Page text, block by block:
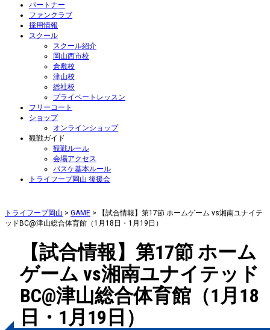
パートナー
ファンクラブ
採用情報
スクール
スクール紹介
岡山西市校
倉敷校
津山校
総社校
プライベートレッスン
フリーコート
ショップ
オンラインショップ
観戦ガイド
観戦ルール
会場アクセス
バスケ基本ルール
トライフープ岡山 後援会
トライフープ岡山 > GAME >
【試合情報】第17節 ホームゲーム vs湘南ユナイテ
ッドBC@津山総合体育館（1月18日・1月19日）
【試合情報】第17節 ホーム
ゲーム vs湘南ユナイテッド
BC@津山総合体育館（1月18
日・1月19日）